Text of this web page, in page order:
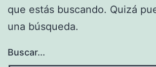
que estás buscando. Quizá
una búsqueda.
Buscar...